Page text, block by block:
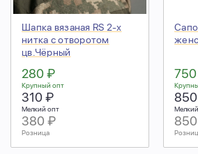
Шапка вязаная RS 2-х
нитка с отворотом
цв.Чёрный
280 ₽
Крупный опт
310 ₽
Мелкий опт
380 ₽
Розница